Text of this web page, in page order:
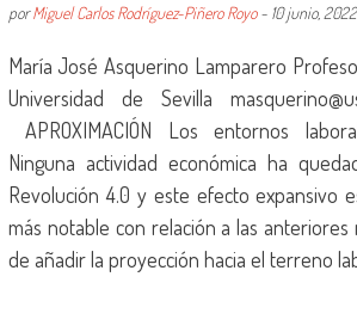
porMiguel Carlos Rodríguez-Piñero Royo- 10 junio, 2022
María José Asquerino Lamparero
Universidad de Sevilla
APROXIMACIÓN Los entornos
Ninguna actividad económica ha
Revolución 4.0 y este efecto expansivo
más notable con relación a las anteriores
de añadir la proyección hacia el terreno